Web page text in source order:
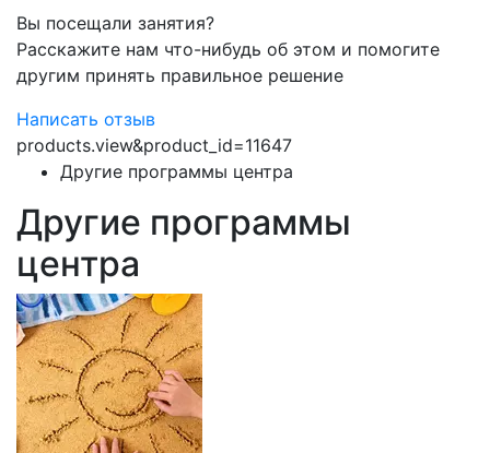
Вы посещали занятия?
Расскажите нам что-нибудь об этом и помогите
другим принять правильное решение
Написать отзыв
products.view&product_id=11647
Другие программы центра
Другие программы
центра